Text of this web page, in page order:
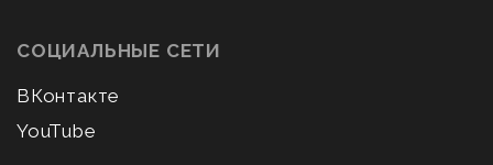
СОЦИАЛЬНЫЕ СЕТИ
ВКонтакте
YouTube